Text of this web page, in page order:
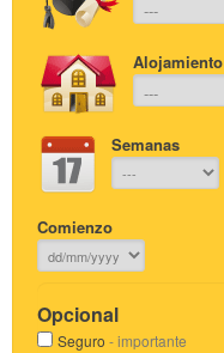
Alojamiento
Semanas
Comienzo
Opcional
Seguro - importante